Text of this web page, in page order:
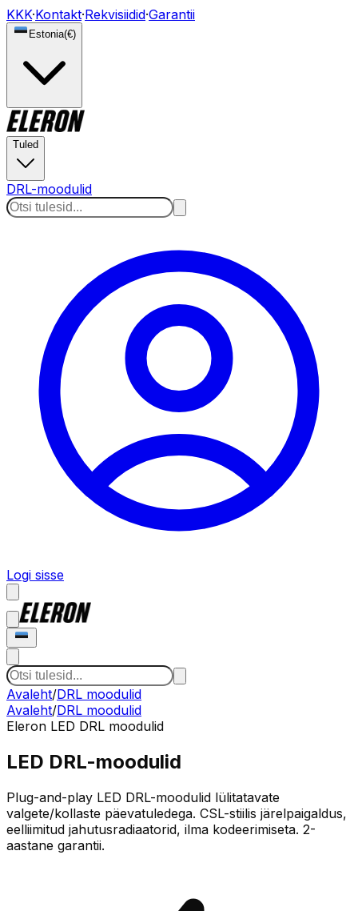
KKK·Kontakt·Rekvisiidid·Garantii
Estonia(€)
Tuled
DRL-moodulid
Logi sisse
Avaleht/DRL moodulid
Avaleht/DRL moodulid
Eleron LED DRL moodulid
LED DRL-moodulid
Plug-and-play LED DRL-moodulid lülitatavate
valgete/kollaste päevatuledega. CSL-stiilis järelpaigaldus,
eelliimitud jahutusradiaatorid, ilma kodeerimiseta. 2-
aastane garantii.